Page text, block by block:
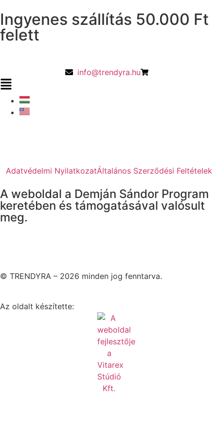
Ingyenes szállítás 50.000 Ft
felett
info@trendyra.hu
Adatvédelmi NyilatkozatÁltalános Szerződési Feltételek
A weboldal a Demján Sándor Program
keretében és támogatásával valósult
meg.
© TRENDYRA – 2026 minden jog fenntarva.
Az oldalt készítette: